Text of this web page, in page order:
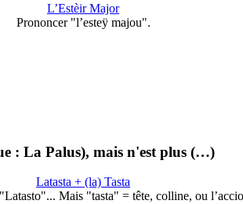
L’Estèir Major
Prononcer "l’esteÿ majou".
: La Palus), mais n'est plus (…)
Latasta + (la) Tasta
Mais "tasta" = tête, colline, ou